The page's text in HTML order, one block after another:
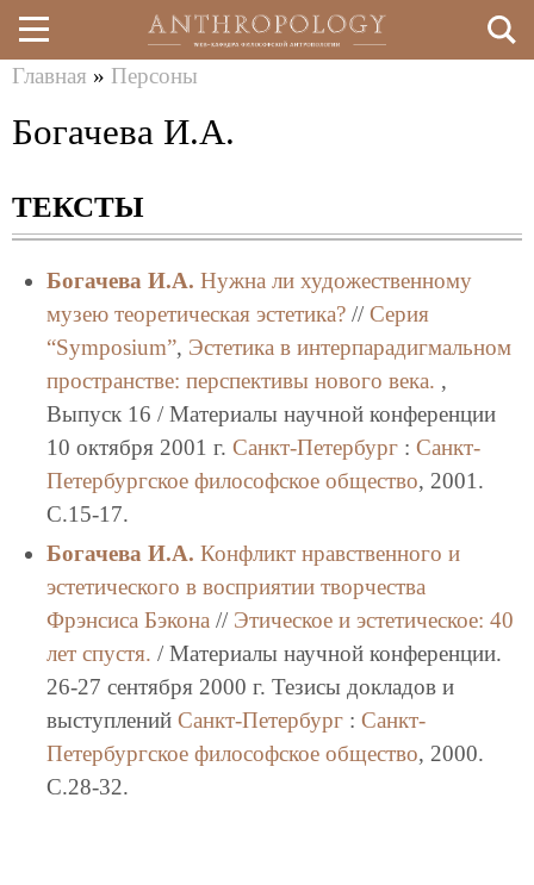
Перейти
к
содержанию
здесь
Главная » Персоны
Богачева И.А.
ТЕКСТЫ
Богачева И.А. Нужна ли художественному
музею теоретическая эстетика?// Серия
“Symposium”, Эстетика в интерпарадигмальном
пространстве: перспективы нового века. ,
Выпуск 16 / Материалы научной конференции
10 октября 2001 г. Санкт-Петербург: Санкт-
Петербургское философское общество, 2001.
C.15-17.
Богачева И.А. Конфликт нравственного и
эстетического в восприятии творчества
Фрэнсиса Бэкона// Этическое и эстетическое: 40
лет спустя. / Материалы научной конференции.
26-27 сентября 2000 г. Тезисы докладов и
выступлений Санкт-Петербург: Санкт-
Петербургское философское общество, 2000.
C.28-32.